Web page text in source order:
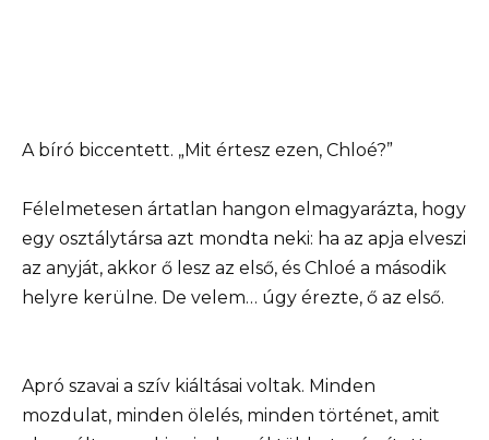
A bíró biccentett. „Mit értesz ezen, Chloé?”
Félelmetesen ártatlan hangon elmagyarázta, hogy
egy osztálytársa azt mondta neki: ha az apja elveszi
az anyját, akkor ő lesz az első, és Chloé a második
helyre kerülne. De velem… úgy érezte, ő az első.
Apró szavai a szív kiáltásai voltak. Minden
mozdulat, minden ölelés, minden történet, amit